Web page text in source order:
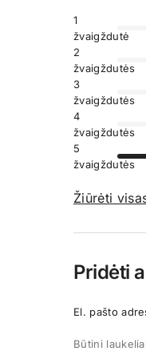
1
žvaigždutė
2
žvaigždutės
3
žvaigždutės
4
žvaigždutės
5
žvaigždutės
Žiūrėti
Pridėti
El. pašto
Būtini